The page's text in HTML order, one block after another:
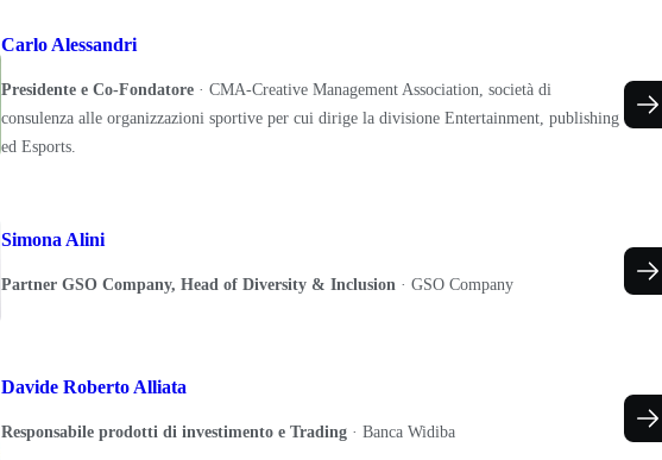
Carlo Alessandri
Presidente e Co-Fondatore · CMA-Creative Management Association, società di
consulenza alle organizzazioni sportive per cui dirige la divisione Entertainment, publishing
ed Esports.
Simona Alini
Partner GSO Company, Head of Diversity & Inclusion · GSO Company
Davide Roberto Alliata
Responsabile prodotti di investimento e Trading · Banca Widiba